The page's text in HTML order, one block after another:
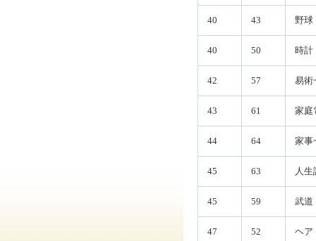
40 43 野球
40 50 時計
42 57 易術
43 61 家庭
44 64 家事
45 63 人
45 59 武道
47 52 ヘア